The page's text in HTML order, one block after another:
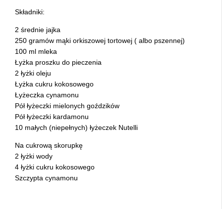
Składniki:
2 średnie jajka
250 gramów mąki orkiszowej tortowej ( albo pszennej)
100 ml mleka
Łyżka proszku do pieczenia
2 łyżki oleju
Łyżka cukru kokosowego
Łyżeczka cynamonu
Pół łyżeczki mielonych goździków
Pół łyżeczki kardamonu
10 małych (niepełnych) łyżeczek Nutelli
Na cukrową skorupkę
2 łyżki wody
4 łyżki cukru kokosowego
Szczypta cynamonu